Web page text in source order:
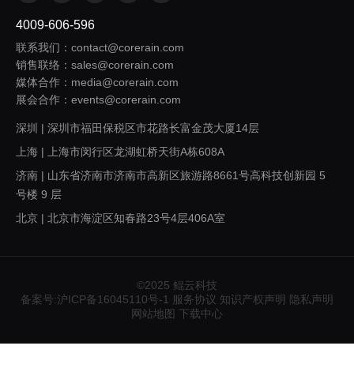
4009-606-596
联系我们：contact@corerain.com
销售联络：sales@corerain.com
媒体合作：media@corerain.com
展会合作：events@corerain.com
深圳 | 深圳市福田保税区市花路长富金茂大厦14层
上海 | 上海市闵行区龙湖虹桥天街A栋608A
济南 | 山东省济南市济南市高新区旅游路8661号高科技创新园 5
号楼 9 层
北京 | 北京市海淀区知春路23号4层406A室
广州 | 广东省广州市番禺区桥兴大道403号中兴大厦317
重庆 | 重庆市九龙坡区渝州路121号A区D207
©2025 鲲云科技
备案号:沪ICP备16045110号-1 服务协议 知识产权声明 隐私声明
网站地图 下载中心